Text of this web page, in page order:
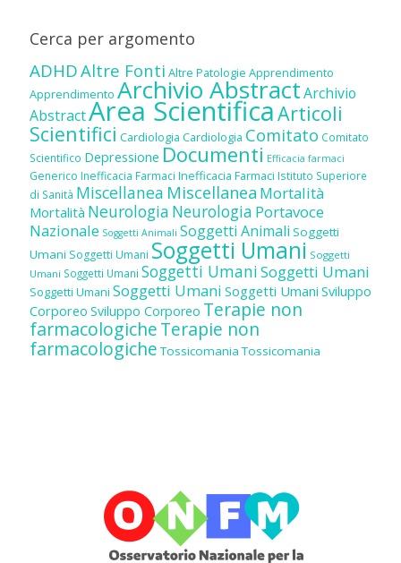
Cerca per argomento
ADHDAltre Fonti Altre Patologie Apprendimento
Apprendimento Archivio AbstractArchivio
AbstractArea ScientificaArticoli
Scientifici Cardiologia Cardiologia Comitato Comitato
Scientifico Depressione Documenti Efficacia farmaci
Generico Inefficacia Farmaci Inefficacia Farmaci Istituto Superiore
di Sanità Miscellanea Miscellanea Mortalità
Mortalità Neurologia Neurologia Portavoce
Nazionale Soggetti Animali Soggetti Animali Soggetti
Umani Soggetti Umani Soggetti Umani Soggetti
Umani Soggetti Umani Soggetti UmaniSoggetti Umani
Soggetti Umani Soggetti Umani Soggetti Umani Sviluppo
Corporeo Sviluppo Corporeo Terapie non
farmacologicheTerapie non
farmacologiche Tossicomania Tossicomania